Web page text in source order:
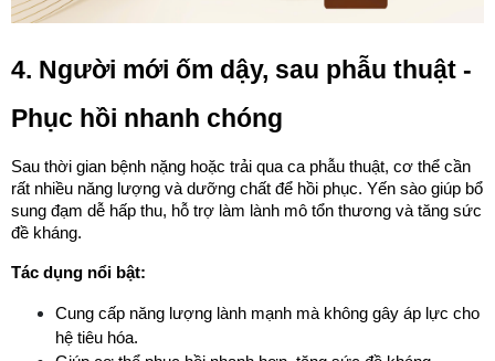
4. Người mới ốm dậy, sau phẫu thuật -
Phục hồi nhanh chóng
Sau thời gian bệnh nặng hoặc trải qua ca phẫu thuật, cơ thể cần
rất nhiều năng lượng và dưỡng chất để hồi phục. Yến sào giúp bổ
sung đạm dễ hấp thu, hỗ trợ làm lành mô tổn thương và tăng sức
đề kháng.
Tác dụng nổi bật:
Cung cấp năng lượng lành mạnh mà không gây áp lực cho
hệ tiêu hóa.